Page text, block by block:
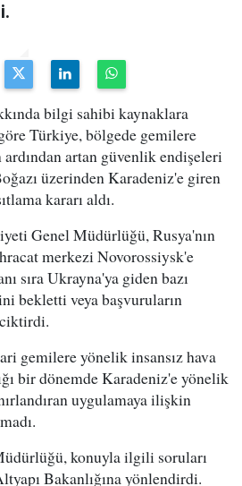
bilgi sahibi kaynaklara
Türkiye, bölgede gemilere
ardından artan güvenlik endişeleri
üzerinden Karadeniz'e giren
kararı aldı.
Genel Müdürlüğü, Rusya'nın
merkezi Novorossiysk'e
sıra Ukrayna'ya giden bazı
bekletti veya başvuruların
gemilere yönelik insansız hava
bir dönemde Karadeniz'e yönelik
uygulamaya ilişkin
konuyla ilgili soruları
Bakanlığına yönlendirdi.